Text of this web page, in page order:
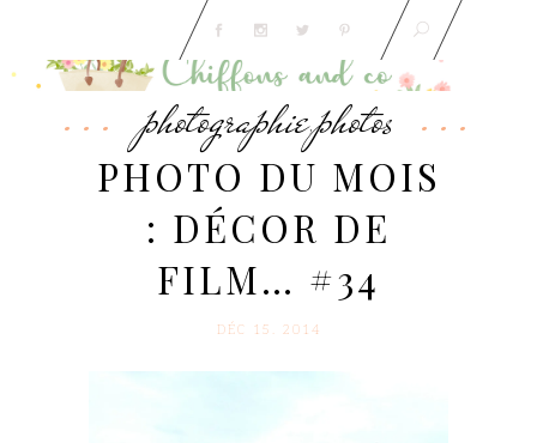
photographie,photos
PHOTO DU MOIS
: DÉCOR DE
FILM… #34
DÉC 15. 2014